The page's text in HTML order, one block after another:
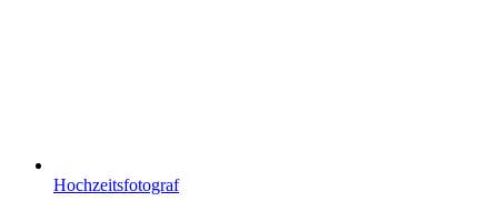
Hochzeitsfotograf